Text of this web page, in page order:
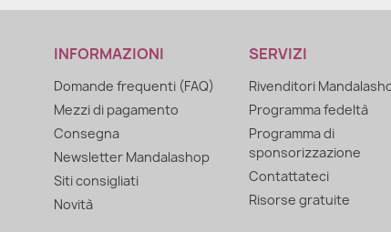
INFORMAZIONI
Domande frequenti (FAQ)
Mezzi di pagamento
Consegna
Newsletter Mandalashop
Siti consigliati
Novità
SERVIZI
Rivenditori
Programma fedeltà
Programma di
sponsorizzazione
Contattateci
Risorse gratuite